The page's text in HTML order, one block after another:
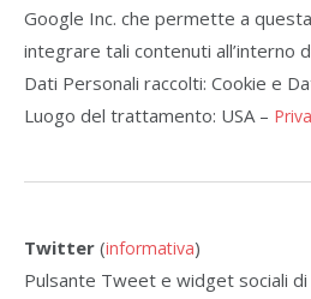
Google Inc. che permette a
integrare tali contenuti all’interno
Dati Personali raccolti: Cookie e
Luogo del trattamento: USA –
Twitter (informativa)
Pulsante Tweet e widget sociali